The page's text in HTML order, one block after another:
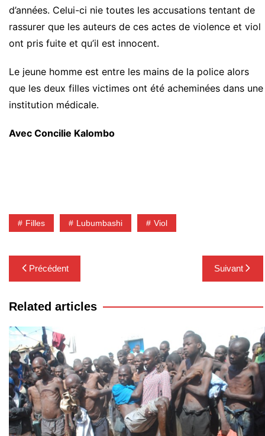
d’années. Celui-ci nie toutes les accusations tentant de
rassurer que les auteurs de ces actes de violence et viol
ont pris fuite et qu’il est innocent.
Le jeune homme est entre les mains de la police alors
que les deux filles victimes ont été acheminées dans une
institution médicale.
Avec Concilie Kalombo
Filles Lubumbashi Viol
Navigation
de
l’article
Précédent Suivant
Related articles